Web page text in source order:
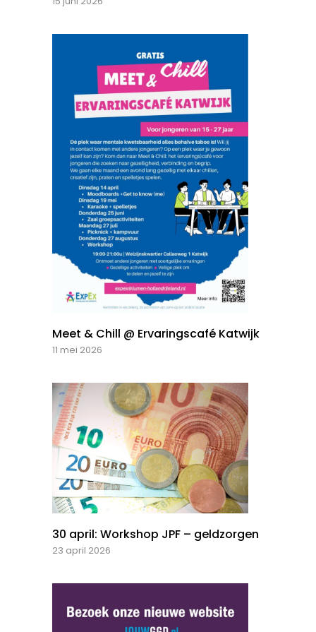
Meet & Chill @ Ervaringscafé Katwijk
11 mei 2026
30 april: Workshop JPF – geldzorgen
23 april 2026